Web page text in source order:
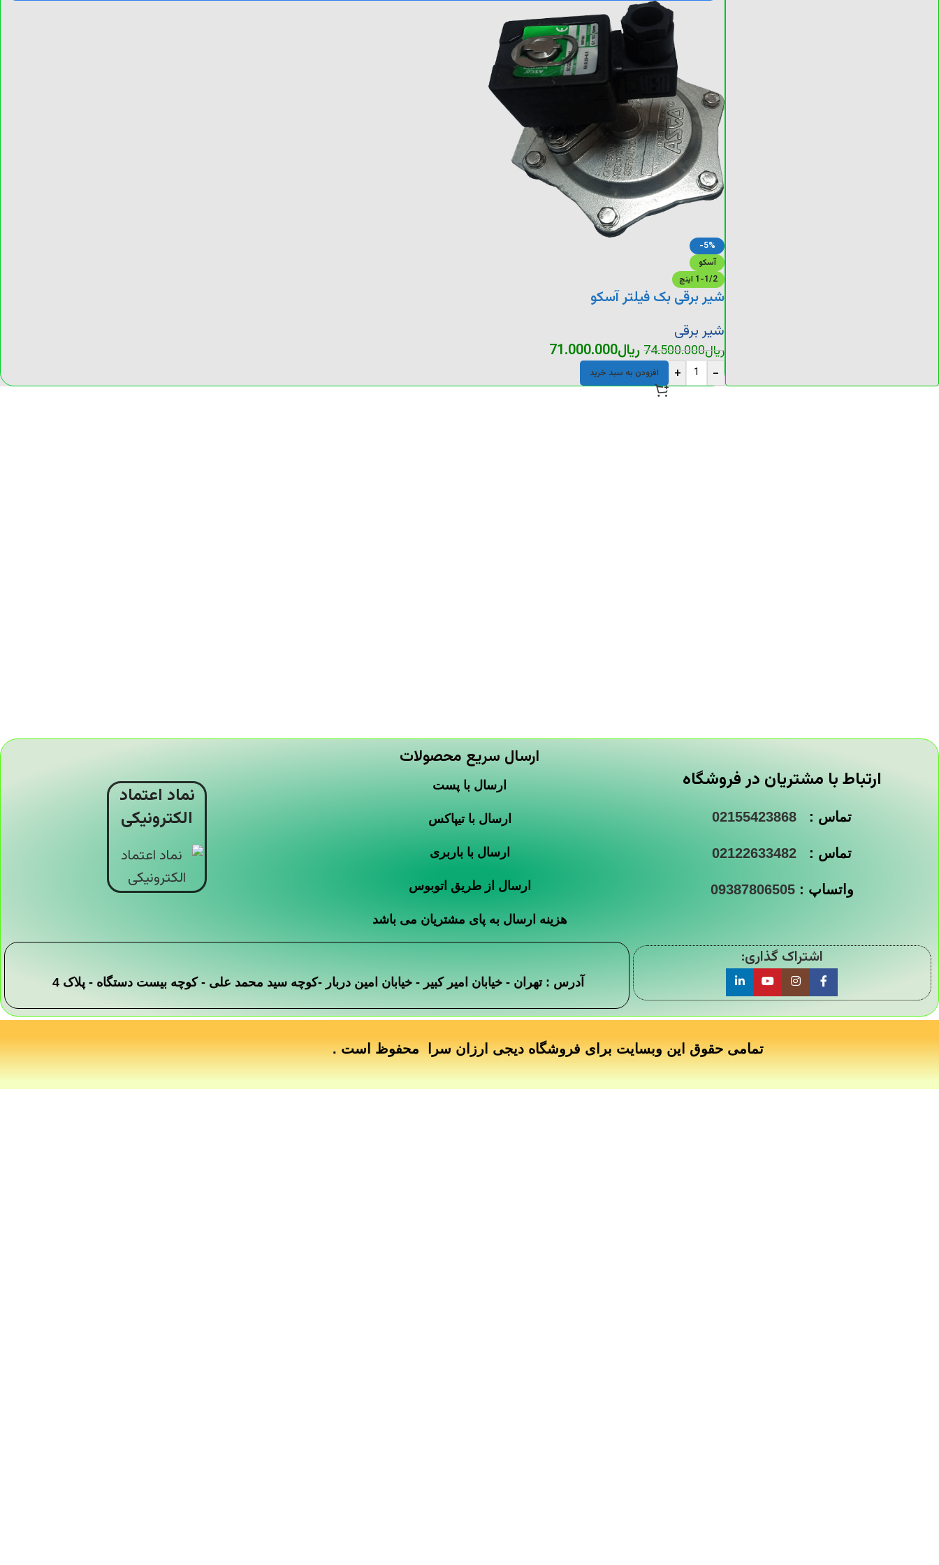
-5%
آسکو
1-1/2 اینچ
شیر برقی بک فیلتر آسکو
شیر برقی
ریال74.500.000ریال71.000.000
-
+ افزودن به سبد خرید
ارتباط با مشتریان در فروشگاه
تماس : 02155423868
تماس : 02122633482
واتساپ :09387806505
ارسال سریع محصولات
ارسال با پست
ارسال با تیپاکس
ارسال با باربری
ارسال از طریق اتوبوس
هزینه ارسال به پای مشتریان می باشد
نماد اعتماد
الکترونیکی
اشتراک گذاری:
آدرس : تهران - خیابان امیر کبیر - خیابان امین دربار -کوچه سید محمد علی - کوچه بیست دستگاه - پلاک 4
تمامی حقوق این وبسایت برای فروشگاه دیجی ارزان سرا محفوظ است .